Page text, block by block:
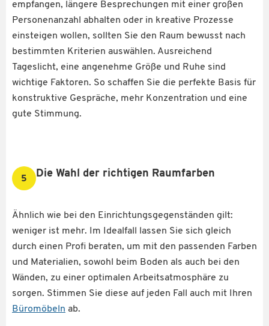
empfangen, längere Besprechungen mit einer großen
Personenanzahl abhalten oder in kreative Prozesse
einsteigen wollen, sollten Sie den Raum bewusst nach
bestimmten Kriterien auswählen. Ausreichend
Tageslicht, eine angenehme Größe und Ruhe sind
wichtige Faktoren. So schaffen Sie die perfekte Basis für
konstruktive Gespräche, mehr Konzentration und eine
gute Stimmung.
5 Die Wahl der richtigen Raumfarben
Ähnlich wie bei den Einrichtungsgegenständen gilt:
weniger ist mehr. Im Idealfall lassen Sie sich gleich
durch einen Profi beraten, um mit den passenden Farben
und Materialien, sowohl beim Boden als auch bei den
Wänden, zu einer optimalen Arbeitsatmosphäre zu
sorgen. Stimmen Sie diese auf jeden Fall auch mit Ihren
Büromöbeln ab.